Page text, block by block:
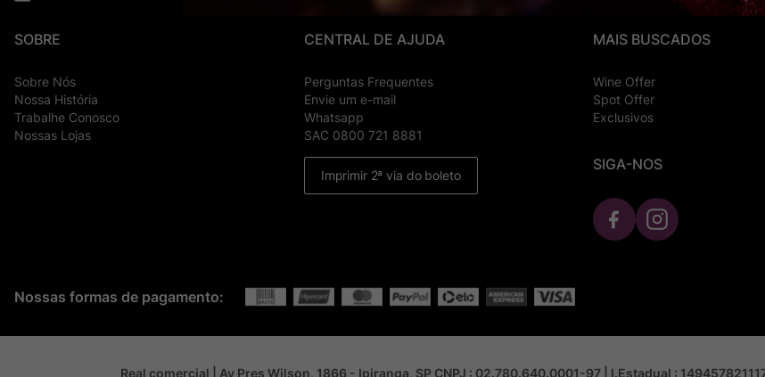
SOBRE
Sobre Nós
Nossa História
Trabalhe Conosco
Nossas Lojas
CENTRAL DE AJUDA
Perguntas Frequentes
Envie um e-mail
Whatsapp
SAC 0800 721 8881
Imprimir 2ª via do boleto
MAIS BUSCADOS
Wine Offer
Spot Offer
Exclusivos
SIGA-NOS
Nossas formas de pagamento:
Real comercial | Av Pres Wilson, 1866 - Ipiranga, SP CNPJ : 02.780.640.0001-97 | I.Estadual :